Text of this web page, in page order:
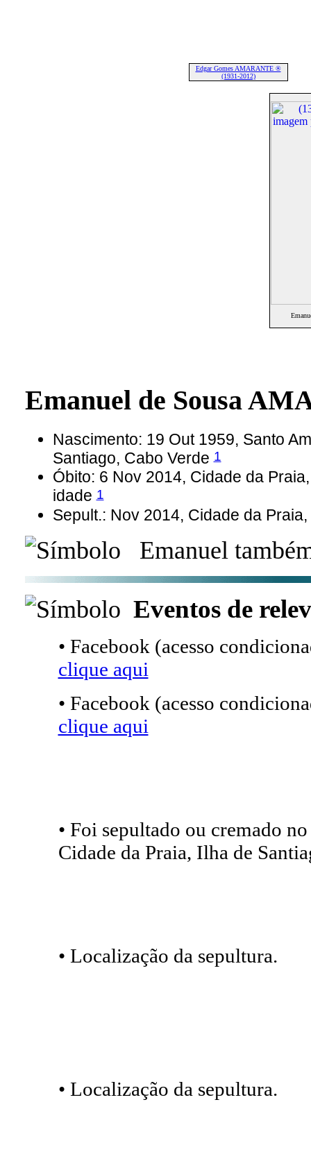
Edgar Gomes AMARANTE ®
(1931-2012)
Emanuel de Sousa
Nascimento: 19 Out 1959, Santo
Santiago, Cabo Verde1
Óbito: 6 Nov 2014, Cidade da
idade1
Sepult.: Nov 2014, Cidade da
Emanuel
Eventos de
• Facebook (acesso
clique aqui
• Facebook (acesso
clique aqui
• Foi sepultado ou cremado
Cidade da Praia, Ilha de
• Localização da sepultura.
• Localização da sepultura.